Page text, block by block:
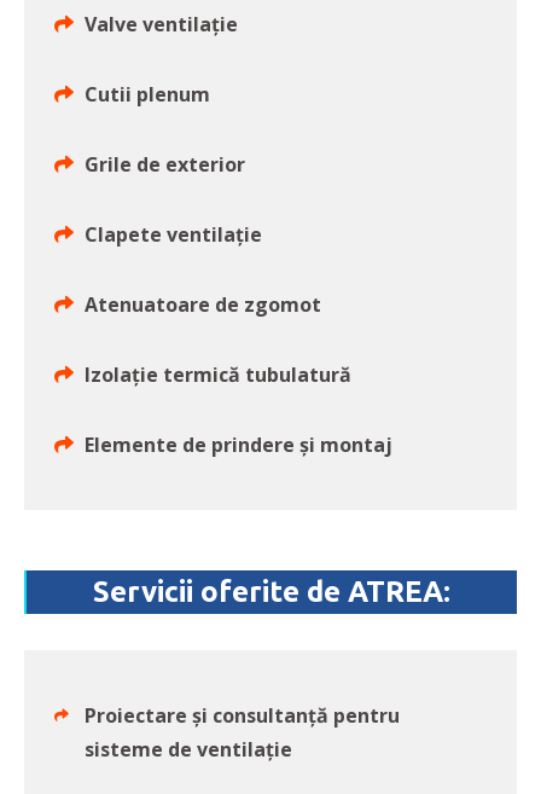
Valve ventilație
Cutii plenum
Grile de exterior
Clapete ventilație
Atenuatoare de zgomot
Izolație termică tubulatură
Elemente de prindere și montaj
Servicii oferite de ATREA:
Proiectare și consultanță pentru
sisteme de ventilație